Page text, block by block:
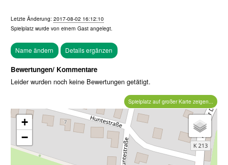
Letzte Änderung: 2017-08-02 16:12:10
Spielplatz wurde von einem Gast angelegt.
Bewertungen/ Kommentare
Leider wurden noch keine Bewertungen getätigt.
Spielplatz auf großer Karte zeigen...
+
−